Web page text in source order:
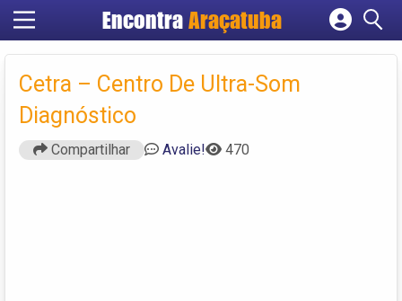
Encontra Araçatuba
Cadastrar empresa
Criar conta
Cetra – Centro De Ultra-Som
Diagnóstico
Compartilhar Avalie! 470